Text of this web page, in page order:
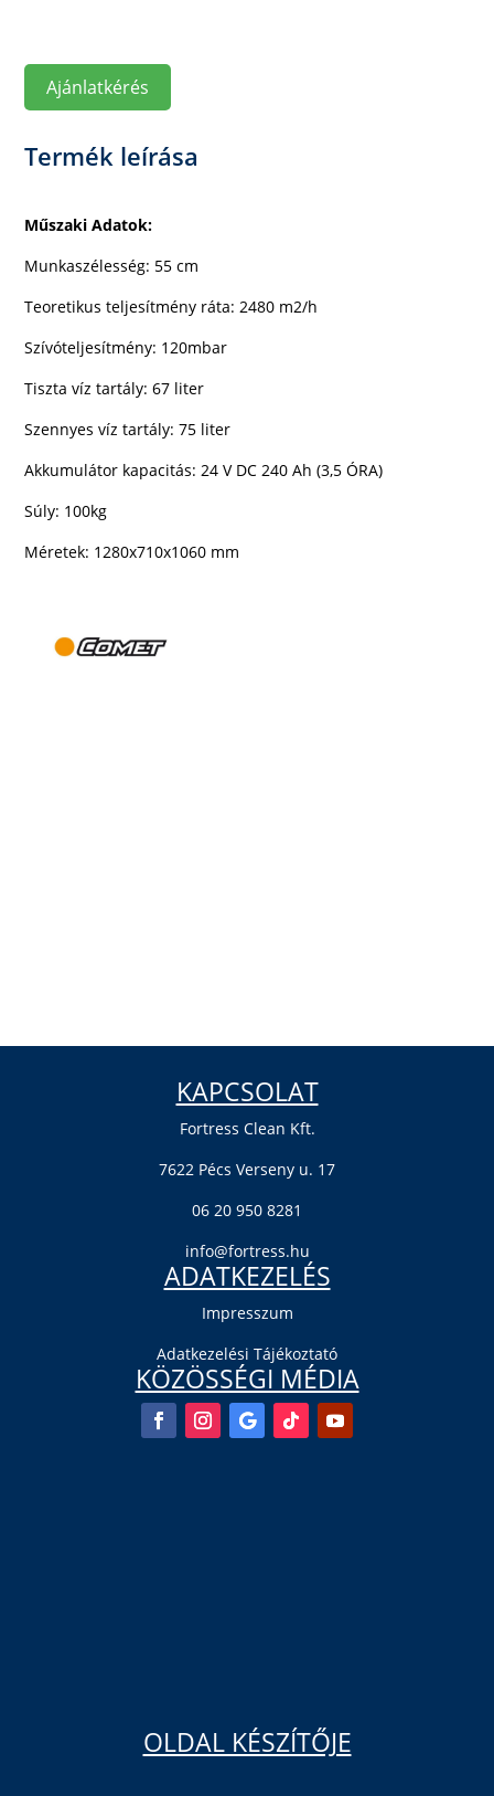
Ajánlatkérés
Termék leírása
Műszaki Adatok:
Munkaszélesség: 55 cm
Teoretikus teljesítmény ráta: 2480 m2/h
Szívóteljesítmény: 120mbar
Tiszta víz tartály: 67 liter
Szennyes víz tartály: 75 liter
Akkumulátor kapacitás: 24 V DC 240 Ah (3,5 ÓRA)
Súly: 100kg
Méretek: 1280x710x1060 mm
KAPCSOLAT
Fortress Clean Kft.
7622 Pécs Verseny u. 17
06 20 950 8281
info@fortress.hu
ADATKEZELÉS
Impresszum
Adatkezelési Tájékoztató
KÖZÖSSÉGI MÉDIA
OLDAL KÉSZÍTŐJE